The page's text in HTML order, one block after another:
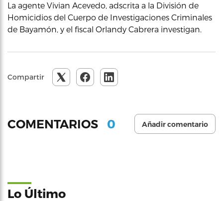
La agente Vivian Acevedo, adscrita a la División de
Homicidios del Cuerpo de Investigaciones Criminales
de Bayamón, y el fiscal Orlandy Cabrera investigan.
Compartir
COMENTARIOS 0 Añadir comentario
Lo Último